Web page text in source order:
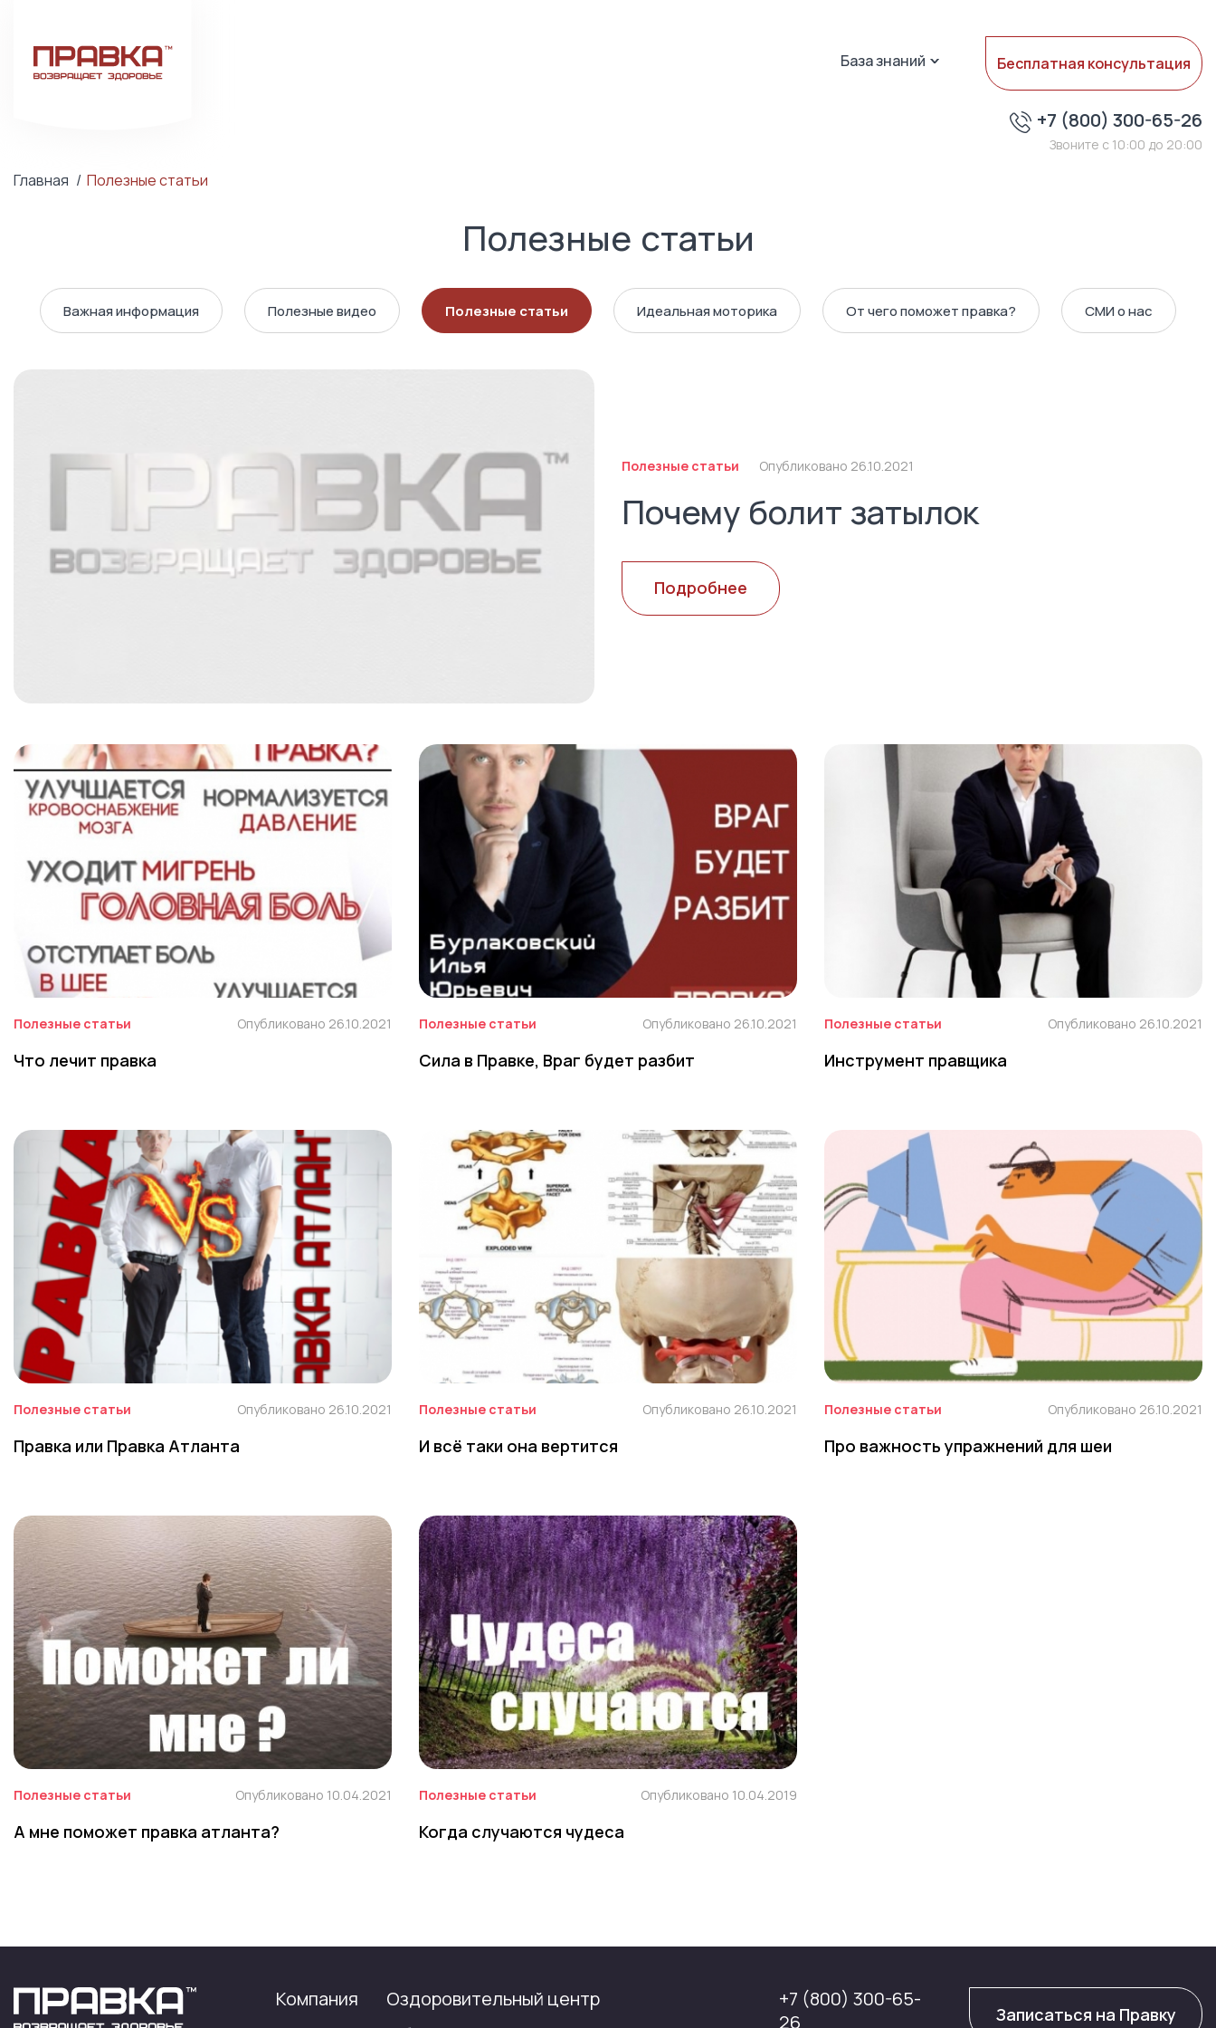
База знаний Бесплатная консультация
+7 (800) 300-65-26
Звоните с 10:00 до 20:00
Главная Полезные статьи
Полезные статьи
Важная информация Полезные видео Полезные статьи Идеальная моторика От чего поможет правка? СМИ о нас
Полезные статьи Опубликовано 26.10.2021
Почему болит затылок
Подробнее
Полезные статьи Опубликовано 26.10.2021
Что лечит правка
Полезные статьи Опубликовано 26.10.2021
Сила в Правке, Враг будет разбит
Полезные статьи Опубликовано 26.10.2021
Инструмент правщика
Полезные статьи Опубликовано 26.10.2021
Правка или Правка Атланта
Полезные статьи Опубликовано 26.10.2021
И всё таки она вертится
Полезные статьи Опубликовано 26.10.2021
Про важность упражнений для шеи
Полезные статьи Опубликовано 10.04.2021
А мне поможет правка атланта?
Полезные статьи Опубликовано 10.04.2019
Когда случаются чудеса
Компания Оздоровительный центр
+7 (800) 300-65-
26
Записаться на Правку